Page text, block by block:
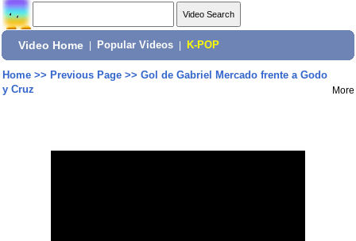
Video Home Popular Videos K-POP
Home>> Previous Page>> Gol de Gabriel Mercado frente a Godo
y Cruz
More